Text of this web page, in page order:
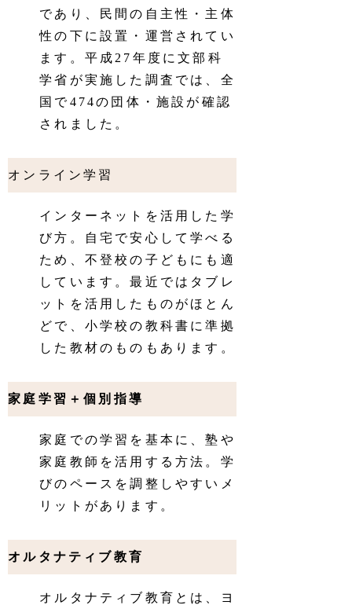
であり、民間の自主性・主体
性の下に設置・運営されてい
ます。平成27年度に文部科
学省が実施した調査では、全
国で474の団体・施設が確認
されました。
オンライン学習
インターネットを活用した学
び方。自宅で安心して学べる
ため、不登校の子どもにも適
しています。最近ではタブレ
ットを活用したものがほとん
どで、小学校の教科書に準拠
した教材のものもあります。
家庭学習＋個別指導
家庭での学習を基本に、塾や
家庭教師を活用する方法。学
びのペースを調整しやすいメ
リットがあります。
オルタナティブ教育
オルタナティブ教育とは、ヨ